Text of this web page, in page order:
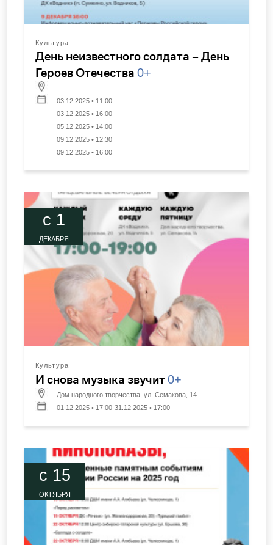
Культура
День неизвестного солдата – День
Героев Отечества 0+
03.12.2025 • 11:00
03.12.2025 • 16:00
05.12.2025 • 14:00
09.12.2025 • 12:30
09.12.2025 • 16:00
c 1
ДЕКАБРЯ
Культура
И снова музыка звучит0+
Дом народного творчества, ул. Семакова, 14
01.12.2025 • 17:00-31.12.2025 • 17:00
c 15
ОКТЯБРЯ